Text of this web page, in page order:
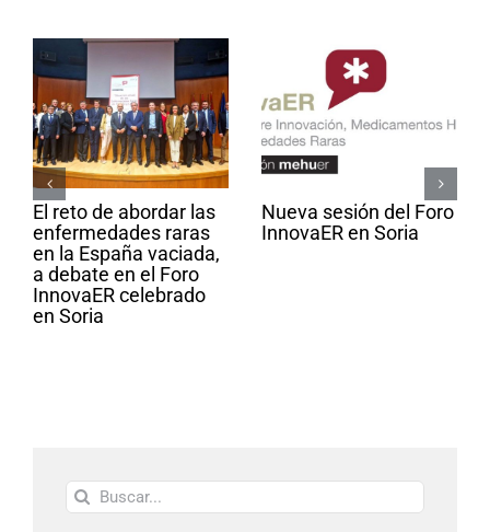
El reto de abordar las
enfermedades raras
en la España vaciada,
a debate en el Foro
InnovaER celebrado
en Soria
Nueva sesión del Foro
InnovaER en Soria
Buscar: